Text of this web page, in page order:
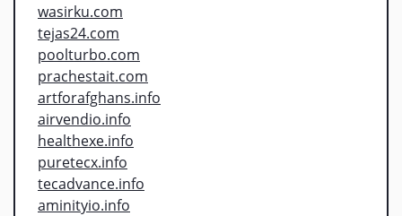
wasirku.com
tejas24.com
poolturbo.com
prachestait.com
artforafghans.info
airvendio.info
healthexe.info
puretecx.info
tecadvance.info
aminityio.info